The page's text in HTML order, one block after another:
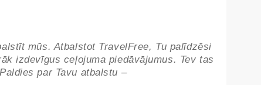
mūs. Atbalstot TravelFree, Tu palīdzēsi
izdevīgus ceļojuma piedāvājumus. Tev tas
par Tavu atbalstu –